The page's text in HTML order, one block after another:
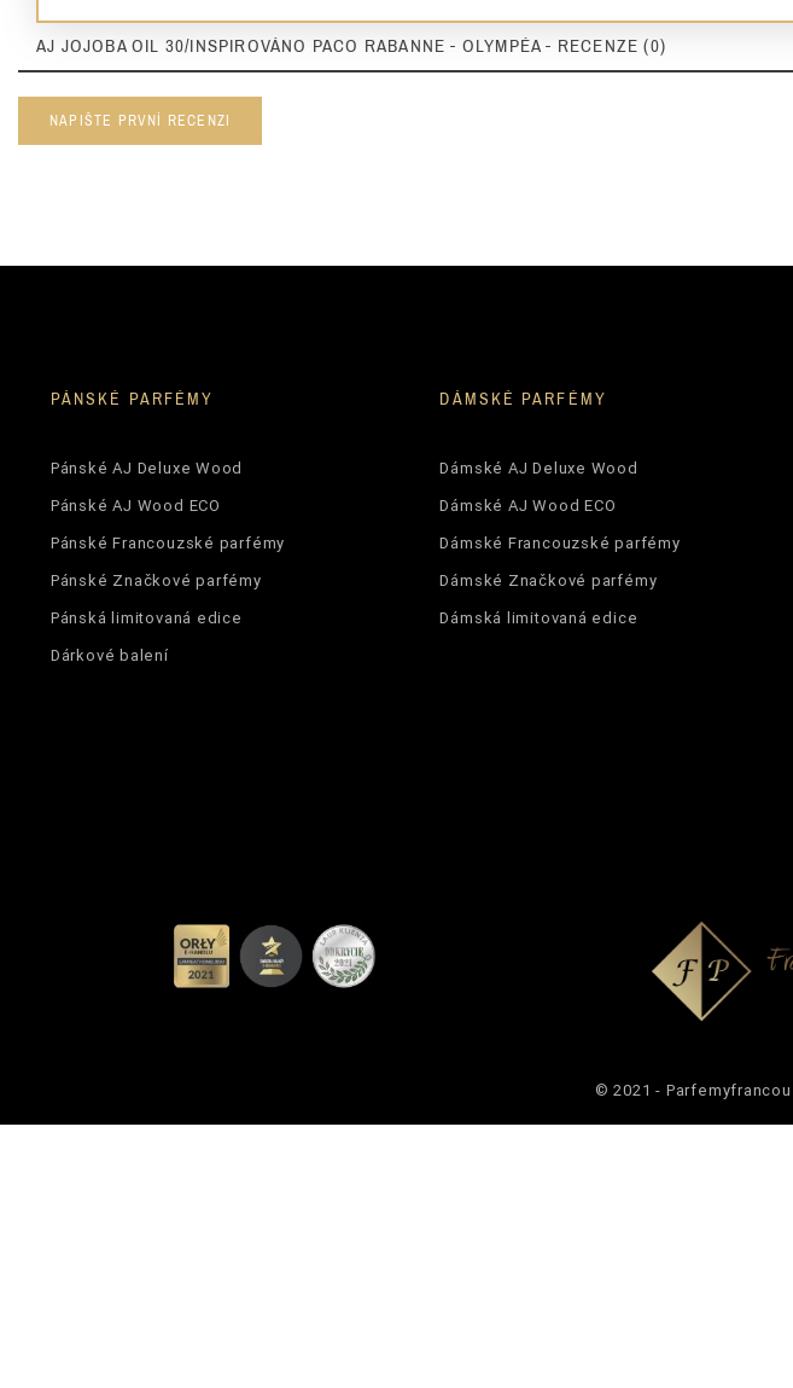
AJ JOJOBA OIL 30/INSPIROVÁNO PACO RABANNE - OLYMPÉA - RECENZE (0)
NAPIŠTE PRVNÍ RECENZI
PÁNSKÉ PARFÉMY
Pánské AJ Deluxe Wood
Pánské AJ Wood ECO
Pánské Francouzské parfémy
Pánské Značkové parfémy
Pánská limitovaná edice
Dárkové balení
DÁMSKÉ PARFÉMY
Dámské AJ Deluxe Wood
Dámské AJ Wood ECO
Dámské Francouzské parfémy
Dámské Značkové parfémy
Dámská limitovaná edice
© 2021 -